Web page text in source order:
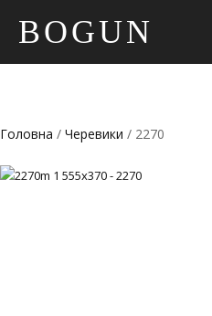
BOGUN
Головна / Черевики / 2270